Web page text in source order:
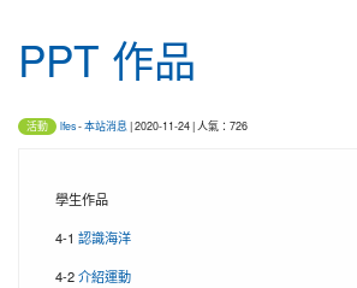
PPT 作品
活動 lfes-本站消息| 2020-11-24 | 人氣：726
學生作品
4-1 認識海洋
4-2介紹運動